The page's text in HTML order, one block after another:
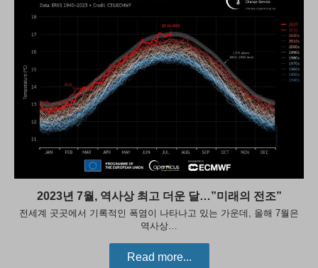
2023년 7월, 역사상 최고 더운 달…”미래의 전조”
전세계 곳곳에서 기록적인 폭염이 나타나고 있는 가운데, 올해 7월은
역사상…
Read more...